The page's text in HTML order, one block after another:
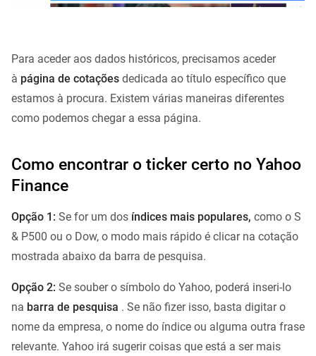
Para aceder aos dados históricos, precisamos aceder
à página de cotações dedicada ao título específico que
estamos à procura. Existem várias maneiras diferentes
como podemos chegar a essa página.
Como encontrar o ticker certo no Yahoo
Finance
Opção 1: Se for um dos índices mais populares, como o S
& P500 ou o Dow, o modo mais rápido é clicar na cotação
mostrada abaixo da barra de pesquisa.
Opção 2: Se souber o símbolo do Yahoo, poderá inseri-lo
na barra de pesquisa . Se não fizer isso, basta digitar o
nome da empresa, o nome do índice ou alguma outra frase
relevante. Yahoo irá sugerir coisas que está a ser mais